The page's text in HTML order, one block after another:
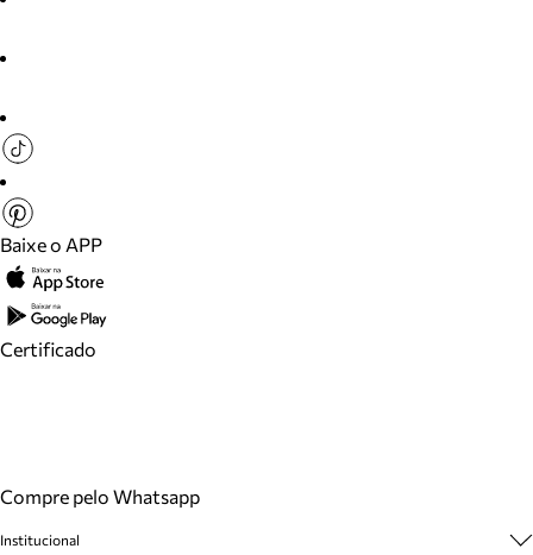
Baixe o APP
Certificado
Compre pelo Whatsapp
Institucional